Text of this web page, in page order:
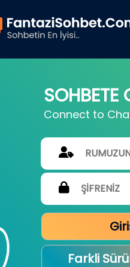
SOHBETE
Connect to
Farkli